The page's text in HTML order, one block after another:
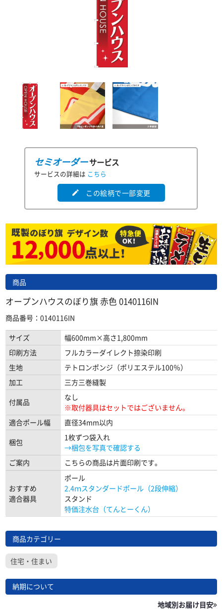
セミオーダーサービス
サービスの詳細は こちら
edit この絵柄で一部変更
商品
オープンハウスのぼり旗 赤色 0140116IN
商品番号：0140116IN
サイズ
幅600mm×高さ1,800mm
印刷方法
フルカラーダイレクト捺染印刷
生地
テトロンポンジ（ポリエステル100％）
加工
三方三巻縫製
付属品
なし
※取付器具はセットではございません。
適合ポール幅
直径34mm以内
梱包
1枚ずつ袋入れ
→梱包を写真で確認する
ご案内
こちらの商品は片面印刷です。
おすすめ
適合器具
ポール
2.4ｍスタンダードポール（2段伸縮）
スタンド
特価注水台（てんとーくん）
商品カテゴリー
住宅・住まい
納期について
地域別お届け目安